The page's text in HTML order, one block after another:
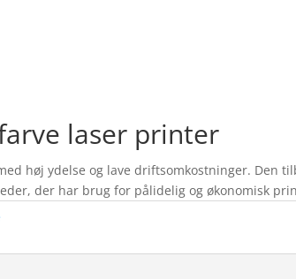
laser printer
høj ydelse og lave driftsomkostninger.
der har brug for pålidelig og økonomisk